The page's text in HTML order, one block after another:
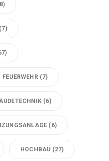
(7)
FEUERWEHR (7)
(6)
(6)
HOCHBAU (27)